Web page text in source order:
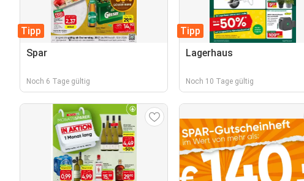
Tipp
Spar
Noch 6 Tage gültig
Tipp
Lagerhaus
Noch 10 Tage gültig